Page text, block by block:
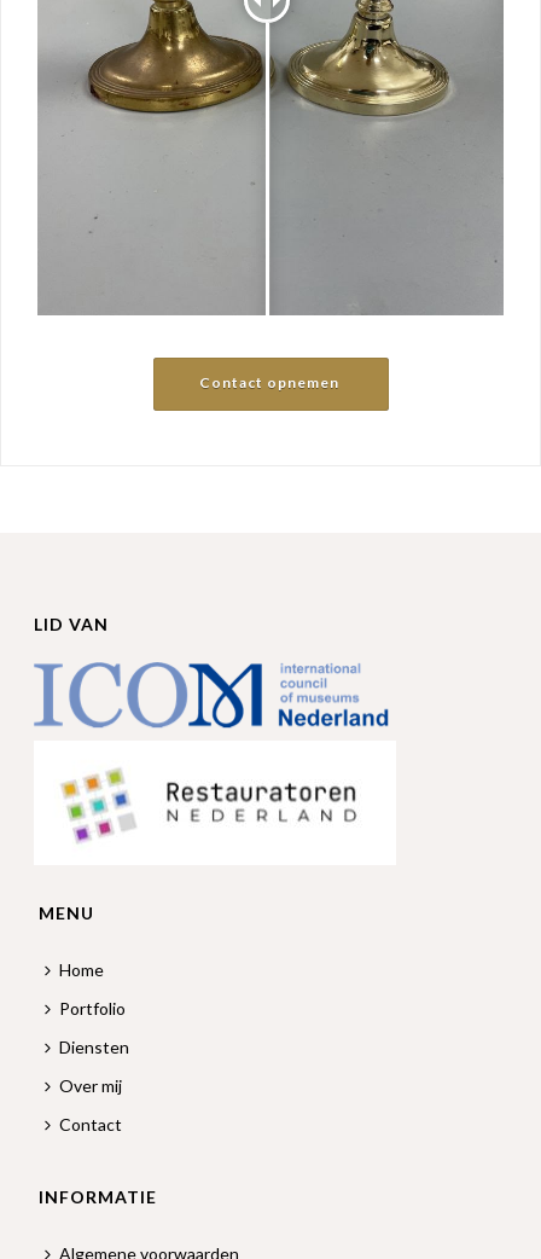
Contact opnemen
LID VAN
MENU
Home
Portfolio
Diensten
Over mij
Contact
INFORMATIE
Algemene voorwaarden